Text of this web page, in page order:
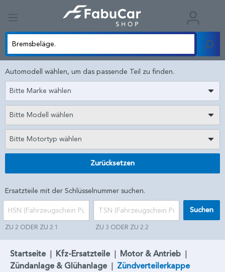
Automodell wählen, um das passende Teil zu finden.
Bitte Marke wählen
Bitte Modell wählen
Bitte Motortyp wählen
Zurücksetzen
Ersatzteile mit der Schlüsselnummer suchen.
ZU 2 ODER ZU 2.1 ZU 3 ODER ZU 2.2
Suchen
Startseite | Kfz-Ersatzteile | Motor & Antrieb |
Zündanlage & Glühanlage | Zündverteilerkappe